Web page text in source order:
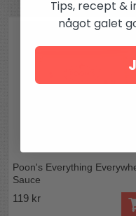
Poon's Everything
Sauce
119 kr
Tips, recept &
något galet